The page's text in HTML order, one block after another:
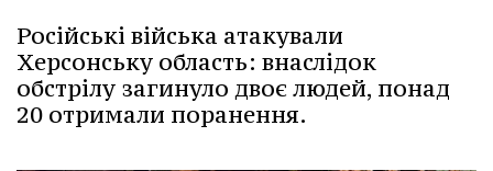
Російські війська атакували
Херсонську область: внаслідок
обстрілу загинуло двоє людей, понад
20 отримали поранення.